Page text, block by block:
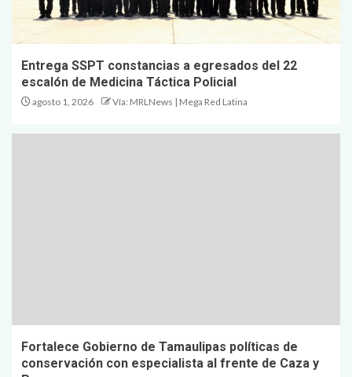
Entrega SSPT constancias a egresados del 22
escalón de Medicina Táctica Policial
agosto 1, 2026 Vía: MRLNews | Mega Red Latina
Fortalece Gobierno de Tamaulipas políticas de
conservación con especialista al frente de Caza y